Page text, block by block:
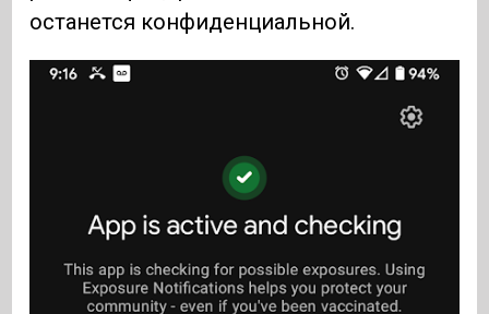
останется конфиденциальной.